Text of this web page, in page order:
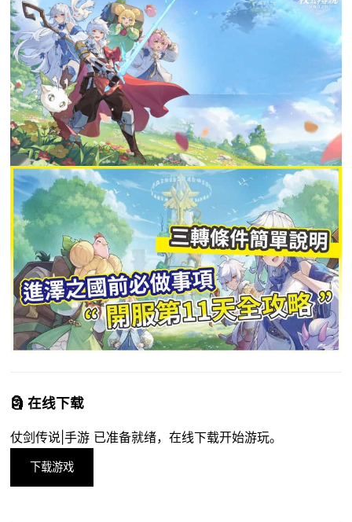
🗿 在线下载
仗剑传说|手游 已准备就绪，在线下载开始游玩。
下载游戏